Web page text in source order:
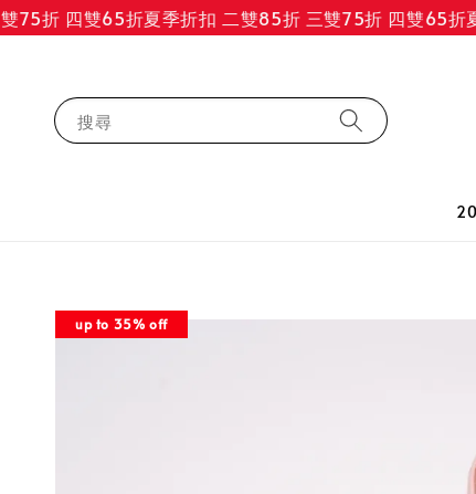
折 四雙65折夏季折扣 二雙85折 三雙75折 四雙65折夏
搜尋
up to 35% off